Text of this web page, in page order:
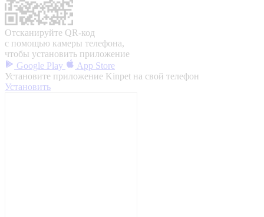
Отсканируйте QR-код
с помощью камеры телефона,
чтобы установить приложение
Google Play
App Store
Установите приложение Kinpet на свой телефон
Установить